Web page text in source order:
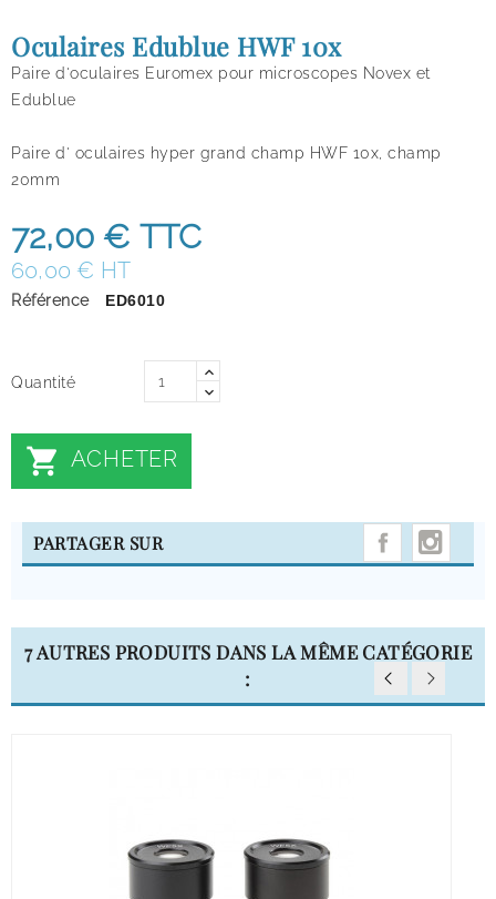
Oculaires Edublue HWF 10x
Paire d'oculaires Euromex pour microscopes Novex et
Edublue
Paire d' oculaires hyper grand champ HWF 10x, champ
20mm
72,00 € TTC
60,00 € HT
Référence ED6010
Quantité
 ACHETER
PARTAGER SUR
7 AUTRES PRODUITS DANS LA MÊME CATÉGORIE
: